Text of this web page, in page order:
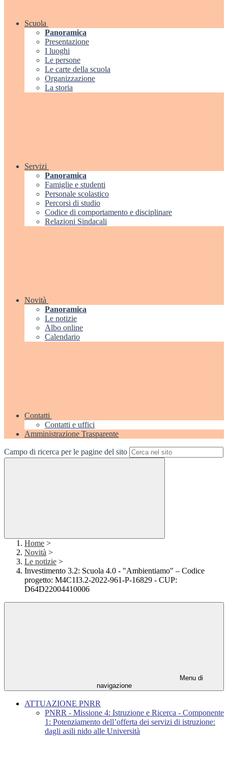
Scuola
Panoramica
Presentazione
I luoghi
Le persone
Le carte della scuola
Organizzazione
La storia
Servizi
Panoramica
Famiglie e studenti
Personale scolastico
Percorsi di studio
Codice di comportamento e disciplinare
Relazioni Sindacali
Novità
Panoramica
Le notizie
Albo online
Calendario
Contatti
Contatti e uffici
Amministrazione Trasparente
Campo di ricerca per le pagine del sito
Home >
Novità >
Le notizie >
Investimento 3.2: Scuola 4.0 - "Ambientiamo" – Codice
progetto: M4C1I3.2-2022-961-P-16829 - CUP:
D64D22004410006
Menu di
navigazione
ATTUAZIONE PNRR
PNRR - Missione 4: Istruzione e Ricerca - Componente
1: Potenziamento dell’offerta dei servizi di istruzione:
dagli asili nido alle Università